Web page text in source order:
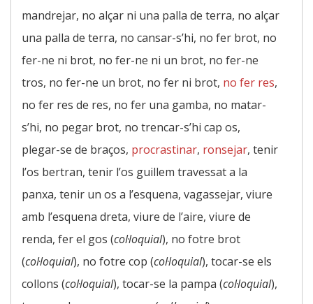
mandrejar, no alçar ni una palla de terra, no alçar
una palla de terra, no cansar-s’hi, no fer brot, no
fer-ne ni brot, no fer-ne ni un brot, no fer-ne
tros, no fer-ne un brot, no fer ni brot, no fer res,
no fer res de res, no fer una gamba, no matar-
s’hi, no pegar brot, no trencar-s’hi cap os,
plegar-se de braços, procrastinar, ronsejar, tenir
l’os bertran, tenir l’os guillem travessat a la
panxa, tenir un os a l’esquena, vagassejar, viure
amb l’esquena dreta, viure de l’aire, viure de
renda, fer el gos (col·loquial), no fotre brot
(col·loquial), no fotre cop (col·loquial), tocar-se els
collons (col·loquial), tocar-se la pampa (col·loquial),